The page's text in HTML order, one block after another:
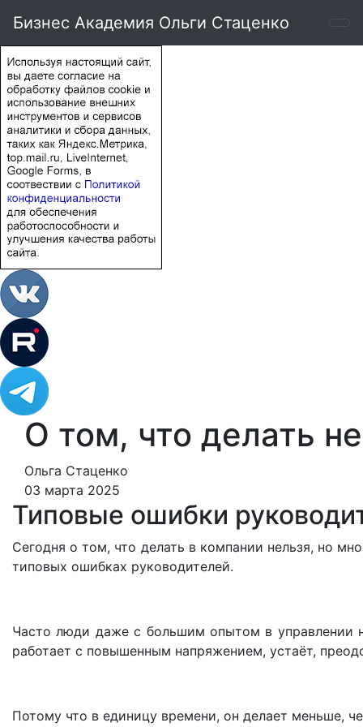
Бизнес Академия Ольги Стаценко
О том, что делать
Ольга Стаценко
03 марта 2025
Типовые ошибки
Сегодня о том, что делать в компании нельзя, но
типовых ошибках руководителей.
Часто люди даже с большим опытом в управлении
работает с повышенным напряжением, устаёт,
Потому что в единицу времени, он делает меньше,